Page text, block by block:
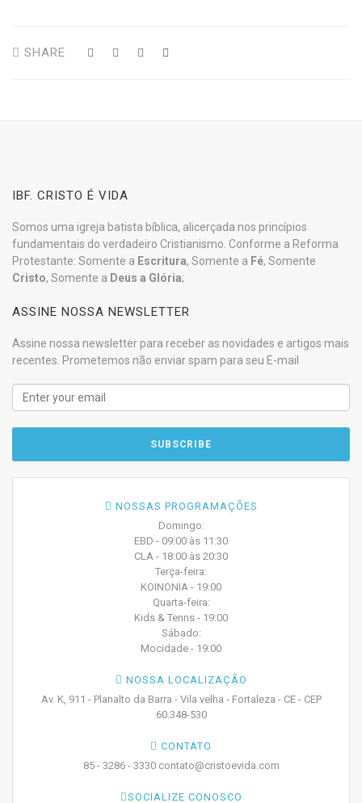
SHARE
IBF. CRISTO É VIDA
Somos uma igreja batista bíblica, alicerçada nos princípios
fundamentais do verdadeiro Cristianismo. Conforme a Reforma
Protestante: Somente a Escritura, Somente a Fé, Somente
Cristo, Somente a Deus a Glória;
ASSINE NOSSA NEWSLETTER
Assine nossa newsletter para receber as novidades e artigos mais
recentes. Prometemos não enviar spam para seu E-mail
NOSSAS PROGRAMAÇÕES
Domingo:
EBD - 09:00 às 11:30
CLA - 18:00 às 20:30
Terça-feira:
KOINONIA - 19:00
Quarta-feira:
Kids & Tenns - 19:00
Sábado:
Mocidade - 19:00
NOSSA LOCALIZAÇÃO
Av. K, 911 - Planalto da Barra - Vila velha - Fortaleza - CE - CEP
60.348-530
CONTATO
85 - 3286 - 3330 contato@cristoevida.com
SOCIALIZE CONOSCO